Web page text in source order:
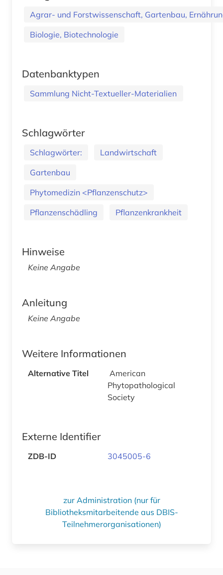
Agrar- und Forstwissenschaft, Gartenbau,
Biologie, Biotechnologie
Datenbanktypen
Sammlung Nicht-Textueller-Materialien
Schlagwörter
Schlagwörter:
Landwirtschaft
Gartenbau
Phytomedizin <Pflanzenschutz>
Pflanzenschädling
Pflanzenkrankheit
Hinweise
Keine Angabe
Anleitung
Keine Angabe
Weitere Informationen
Alternative Titel
American
Phytopathological
Society
Externe Identifier
ZDB-ID 3045005-6
zur Administration (nur für
Bibliotheksmitarbeitende aus DBIS-
Teilnehmerorganisationen)